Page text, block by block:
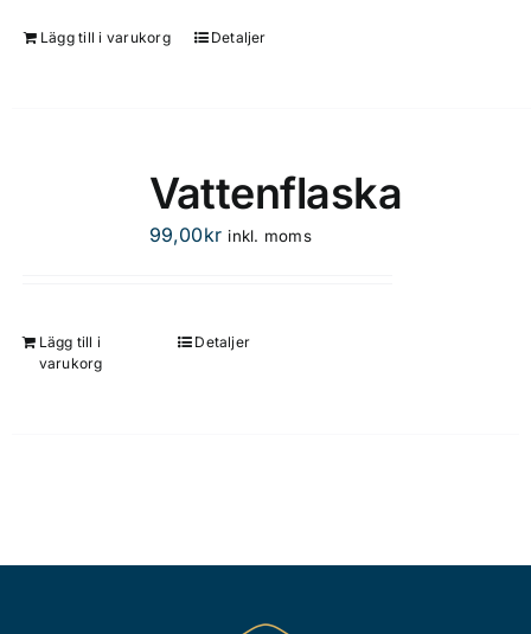
Lägg till i varukorg Detaljer
Vattenflaska
99,00kr inkl. moms
Lägg till i
varukorg
Detaljer